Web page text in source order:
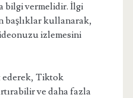
bilgi vermelidir. İlgi
başlıklar kullanarak,
izlemesini
Tiktok
ve daha fazla